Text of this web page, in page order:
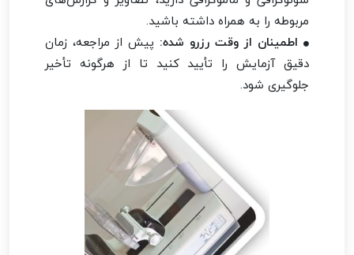
مربوطه را به همراه داشته باشید.
اطمینان از وقت رزرو شده: پیش از مراجعه، زمان
دقیق آزمایش را تأیید کنید تا از هرگونه تأخیر
جلوگیری شود.